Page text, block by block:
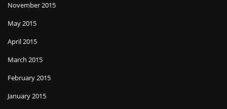
November 2015
May 2015
April 2015
March 2015
February 2015
January 2015